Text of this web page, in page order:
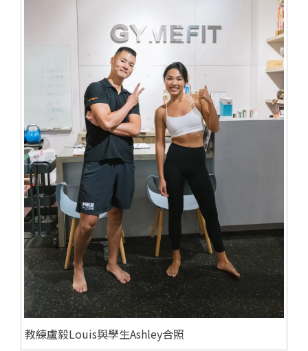
教練盧毅Louis與學生Ashley合照